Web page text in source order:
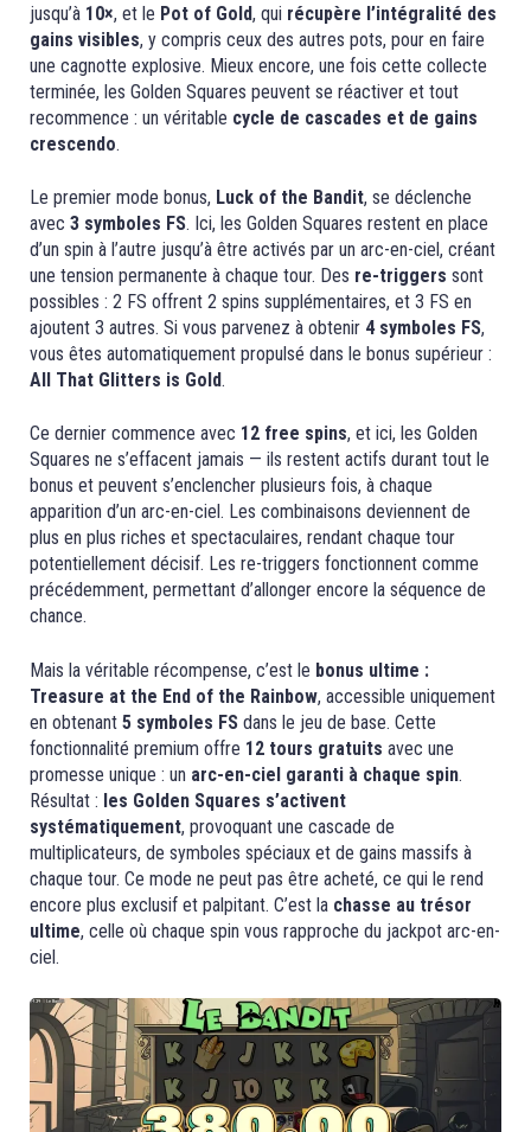
jusqu’à 10×, et le Pot of Gold, qui récupère l’intégralité des
gains visibles, y compris ceux des autres pots, pour en faire
une cagnotte explosive. Mieux encore, une fois cette collecte
terminée, les Golden Squares peuvent se réactiver et tout
recommence : un véritable cycle de cascades et de gains
crescendo.
Le premier mode bonus, Luck of the Bandit, se déclenche
avec 3 symboles FS. Ici, les Golden Squares restent en place
d’un spin à l’autre jusqu’à être activés par un arc-en-ciel, créant
une tension permanente à chaque tour. Des re-triggers sont
possibles : 2 FS offrent 2 spins supplémentaires, et 3 FS en
ajoutent 3 autres. Si vous parvenez à obtenir 4 symboles FS,
vous êtes automatiquement propulsé dans le bonus supérieur :
All That Glitters is Gold.
Ce dernier commence avec 12 free spins, et ici, les Golden
Squares ne s’effacent jamais — ils restent actifs durant tout le
bonus et peuvent s’enclencher plusieurs fois, à chaque
apparition d’un arc-en-ciel. Les combinaisons deviennent de
plus en plus riches et spectaculaires, rendant chaque tour
potentiellement décisif. Les re-triggers fonctionnent comme
précédemment, permettant d’allonger encore la séquence de
chance.
Mais la véritable récompense, c’est le bonus ultime :
Treasure at the End of the Rainbow, accessible uniquement
en obtenant 5 symboles FS dans le jeu de base. Cette
fonctionnalité premium offre 12 tours gratuits avec une
promesse unique : un arc-en-ciel garanti à chaque spin.
Résultat : les Golden Squares s’activent
systématiquement, provoquant une cascade de
multiplicateurs, de symboles spéciaux et de gains massifs à
chaque tour. Ce mode ne peut pas être acheté, ce qui le rend
encore plus exclusif et palpitant. C’est la chasse au trésor
ultime, celle où chaque spin vous rapproche du jackpot arc-en-
ciel.